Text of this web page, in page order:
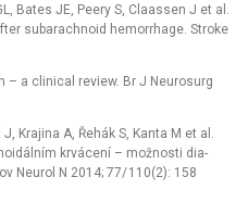
Bates JE, Peery S, Claassen J et al.
subarachnoid hemorrhage. Stroke
–⁠ a clinical review. Br J Neurosurg
Krajina A, Řehák S, Kanta M et al.
krvácení –⁠ možnosti dia­
Neurol N 2014; 77/ 110(2): 158